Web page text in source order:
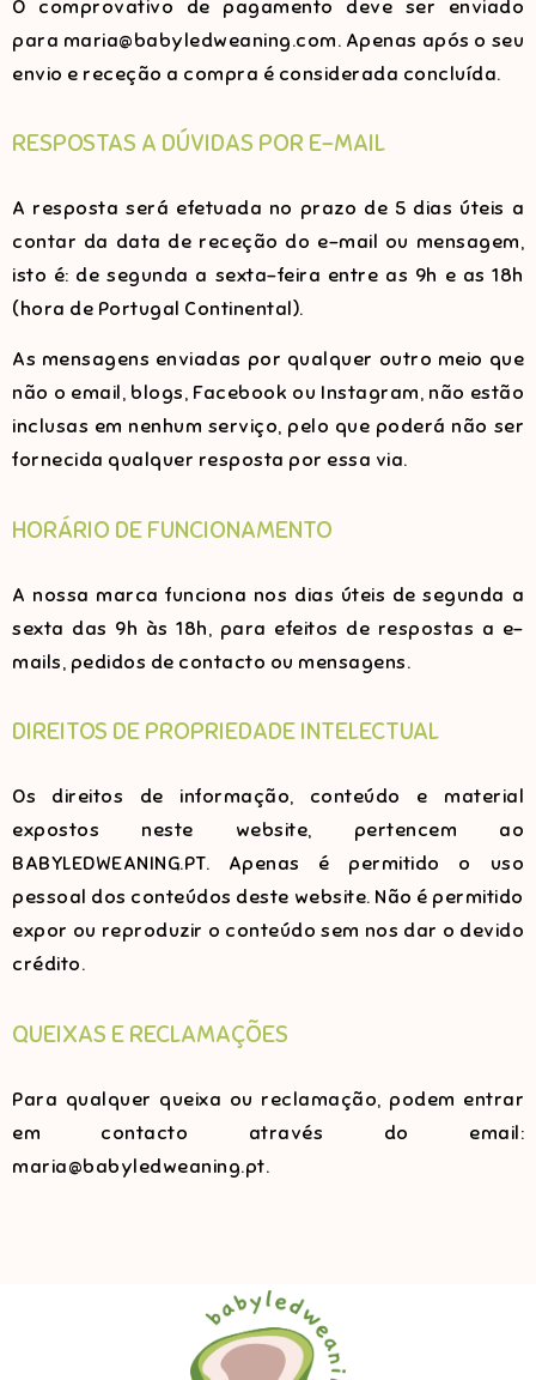
O comprovativo de pagamento deve ser enviado
para maria@babyledweaning.com. Apenas após o seu
envio e receção a compra é considerada concluída.
RESPOSTAS A DÚVIDAS POR E-MAIL
A resposta será efetuada no prazo de 5 dias úteis a
contar da data de receção do e-mail ou mensagem,
isto é: de segunda a sexta-feira entre as 9h e as 18h
(hora de Portugal Continental).
As mensagens enviadas por qualquer outro meio que
não o email, blogs, Facebook ou Instagram, não estão
inclusas em nenhum serviço, pelo que poderá não ser
fornecida qualquer resposta por essa via.
HORÁRIO DE FUNCIONAMENTO
A nossa marca funciona nos dias úteis de segunda a
sexta das 9h às 18h, para efeitos de respostas a e-
mails, pedidos de contacto ou mensagens.
DIREITOS DE PROPRIEDADE INTELECTUAL
Os direitos de informação, conteúdo e material
expostos neste website, pertencem ao
BABYLEDWEANING.PT. Apenas é permitido o uso
pessoal dos conteúdos deste website. Não é permitido
expor ou reproduzir o conteúdo sem nos dar o devido
crédito.
QUEIXAS E RECLAMAÇÕES
Para qualquer queixa ou reclamação, podem entrar
em contacto através do email:
maria@babyledweaning.pt.